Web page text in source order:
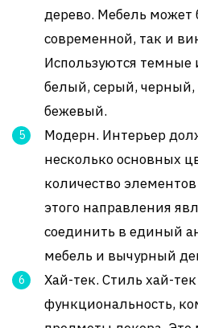
дерево. Мебель может
современной, так и
Используются темные
белый, серый, черный,
бежевый.
Модерн. Интерьер
несколько основных
количество
этого направления
соединить в единый
мебель и вычурный
Хай-тек. Стиль хай-тек
функциональность,